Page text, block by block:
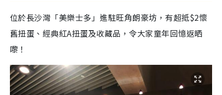
位於長沙灣「美樂士多」進駐旺角朗豪坊，有超抵$2懷
舊扭蛋、經典紅A扭蛋及收藏品，令大家童年回憶返晒
嚟！